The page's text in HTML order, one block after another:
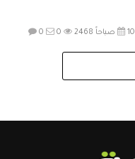
0 0 2468